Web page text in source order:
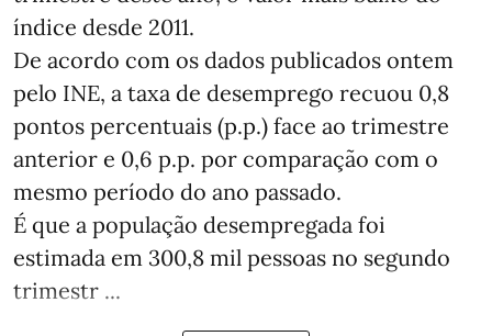
índice desde 2011.
De acordo com os dados publicados ontem
pelo INE, a taxa de desemprego recuou 0,8
pontos percentuais (p.p.) face ao trimestre
anterior e 0,6 p.p. por comparação com o
mesmo período do ano passado.
É que a população desempregada foi
estimada em 300,8 mil pessoas no segundo
trimestr ...